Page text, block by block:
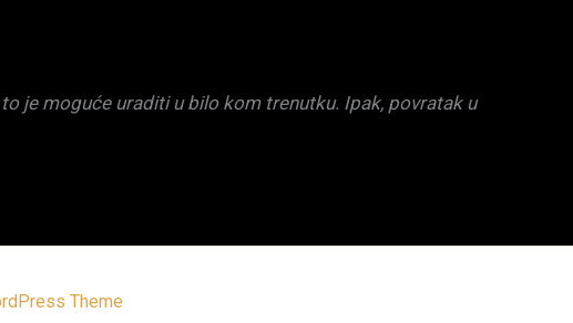
je moguće uraditi u bilo kom trenutku. Ipak, povratak u
Theme